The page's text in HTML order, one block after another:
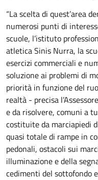
“La scelta di quest’area
numerosi punti di
scuole, l’istituto
atletica Sinis Nurra, la
esercizi commerciali e
soluzione ai problemi di
priorità in funzione del
realtà - precisa
e da risolvere, comuni a
costituite da marciapiedi
quasi totale di rampe in
pedonali, ostacoli sui
illuminazione e della
cedimenti del sottofondo